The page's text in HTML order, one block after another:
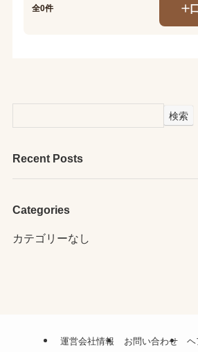
全0件
検索
Recent Posts
Categories
カテゴリーなし
運営会社情報 お問い合わせ ヘ